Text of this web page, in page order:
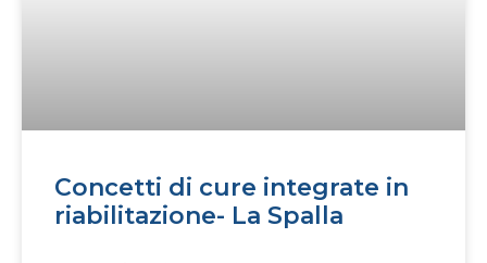
Concetti di cure integrate in
riabilitazione- La Spalla